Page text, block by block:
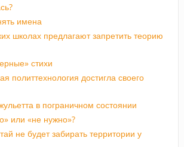
имена
школах предлагают запретить теорию
стихи
политтехнология достигла своего
в пограничном состоянии
или «не нужно»?
не будет забирать территории у